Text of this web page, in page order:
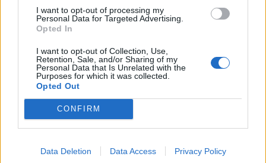
I want to opt-out of processing my
Personal Data for Targeted Advertising.
Opted In
I want to opt-out of Collection, Use,
Retention, Sale, and/or Sharing of my
Personal Data that Is Unrelated with the
Purposes for which it was collected.
Opted Out
CONFIRM
Data Deletion Data Access Privacy Policy
© HealthStories - All rights reserved.